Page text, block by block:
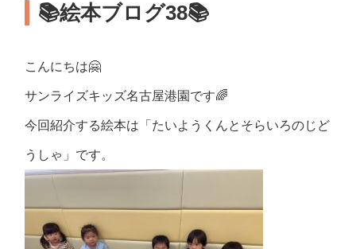
📚絵本ブログ38📚
こんにちは🤗
サンライズキッズ名古屋港園です🌈
今回紹介する絵本は「たいようくんとそらいろのじど
うしゃ」です。